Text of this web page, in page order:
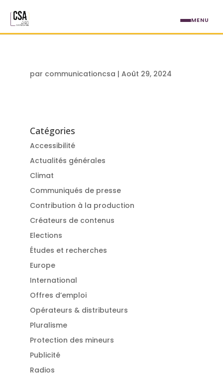
par communicationcsa | Août 29, 2024
Catégories
Accessibilité
Actualités générales
Climat
Communiqués de presse
Contribution à la production
Créateurs de contenus
Elections
Études et recherches
Europe
International
Offres d’emploi
Opérateurs & distributeurs
Pluralisme
Protection des mineurs
Publicité
Radios
MENU